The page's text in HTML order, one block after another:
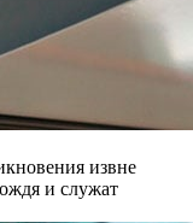
извне
и служат